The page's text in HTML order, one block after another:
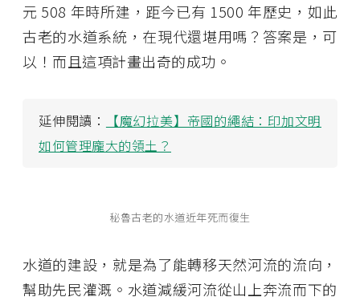
元 508 年時所建，距今已有 1500 年歷史，如此
古老的水道系統，在現代還堪用嗎？答案是，可
以！而且這項計畫出奇的成功。
延伸閱讀：
【魔幻拉美】帝國的繩結：印加文明
如何管理龐大的領土？
秘魯古老的水道近年死而復生
水道的建設，就是為了能轉移天然河流的流向，
幫助先民灌溉。水道減緩河流從山上奔流而下的